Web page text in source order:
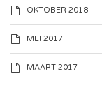
OKTOBER 2018
MEI 2017
MAART 2017